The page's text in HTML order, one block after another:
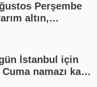
altın,
İstanbul için
namazı kaç